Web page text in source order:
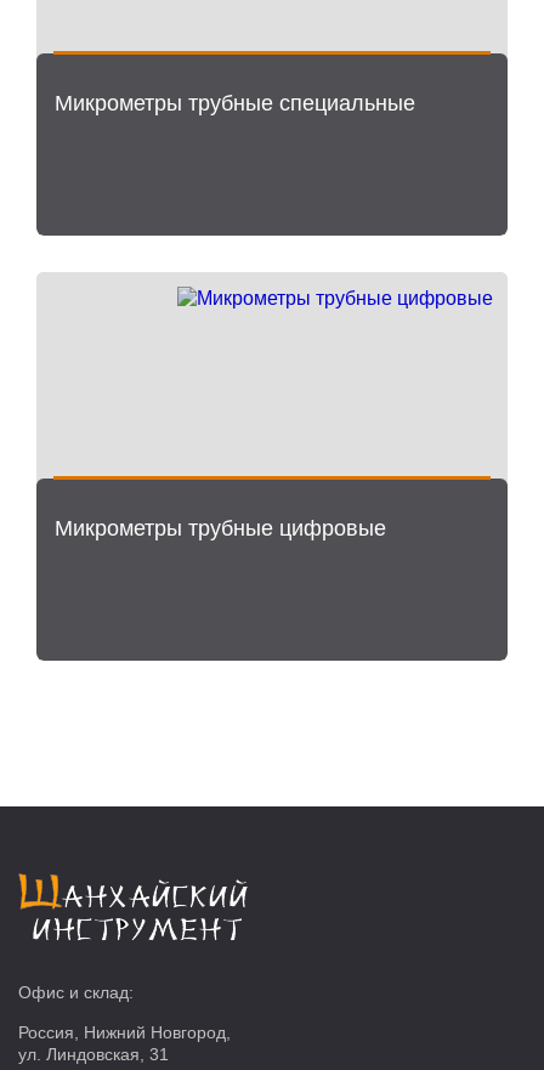
Микрометры трубные специальные
Микрометры трубные цифровые
Офис и склад:
Россия, Нижний Новгород,
ул. Линдовская, 31